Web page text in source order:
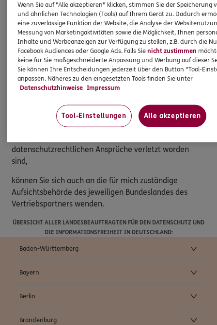
· Widerspruch gegen die Verarbeitung Ihrer Daten
· Datenübertragung an einen anderen
Verantwortlichen
Möchten Sie von Ihren Rechten Gebrauch machen,
genügt eine E-Mail an:
Beschwerderecht
Sollten Sie der Ansicht sein, dass die Verarbeitung Ihrer
datenschutzrechtlichen Ansprüche verletzt worden
sind,
können Sie sich auch an die für mich zuständige
Aufsichtsbehörde des jeweiligen Bundeslandes des
Vertriebspartners wenden.
ÜBERSICHT ALLER LANDESBEAUFTRAGTEN FÜR DEN DATENSCHUTZ UND
DIE INFORMATIONSFREIHEIT IN DEUTSCHLAND:
Baden-Württemberg
Bayern
Berlin
Brandenburg
Wenn Sie auf "Alle akzeptieren" klicken, stimmen Sie der Speicherung
und ähnlichen Technologien (Tools) auf Ihrem Gerät zu. Dadurch
eine zuverlässige Funktion der Website, die Analyse der
Messung von Marketingaktivitäten sowie die Möglichkeit, Ihnen
Inhalte und Werbeanzeigen zur Verfügung zu stellen, z.B. durch die
Facebook Audiences oder Google Ads. Falls Sienicht zustimmen
keine für Sie maßgeschneiderte Anpassung und Werbung auf dieser
Sie können Ihre Entscheidungen jederzeit über den Button "Tool-
anpassen. Näheres zu den eingesetzten Tools finden Sie unter
Datenschutzhinweise Impressum
Tool-Einstellungen Alle akzeptieren